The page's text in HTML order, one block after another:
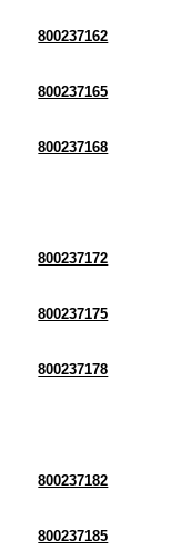
800237162
800237165
800237168
800237172
800237175
800237178
800237182
800237185